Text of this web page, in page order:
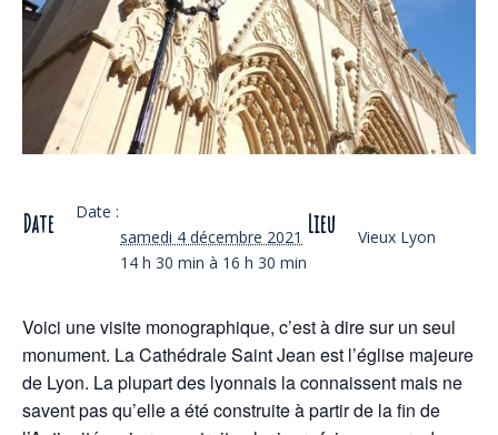
Date
Date :
samedi 4 décembre 2021
14 h 30 min à 16 h 30 min
Lieu Vieux Lyon
Voici une visite monographique, c’est à dire sur un seul
monument. La Cathédrale Saint Jean est l’église majeure
de Lyon. La plupart des lyonnais la connaissent mais ne
savent pas qu’elle a été construite à partir de la fin de